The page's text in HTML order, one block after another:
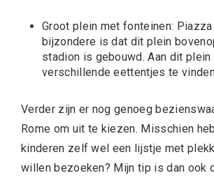
Groot plein met fonteinen: Piazza
bijzondere is dat dit plein
stadion is gebouwd. Aan dit plein
verschillende eettentjes te
Verder zijn er nog genoeg
Rome om uit te kiezen. Misschien
kinderen zelf wel een lijstje met
willen bezoeken? Mijn tip is dan ook